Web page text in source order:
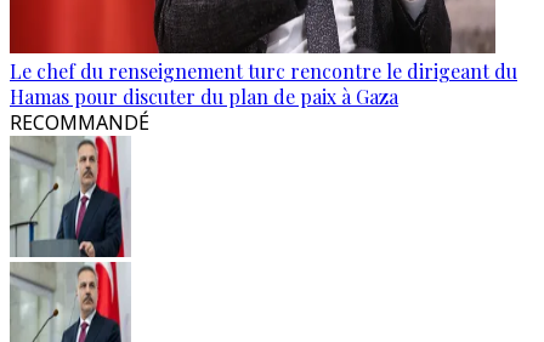
Le chef du renseignement turc rencontre le dirigeant du
Hamas pour discuter du plan de paix à Gaza
RECOMMANDÉ